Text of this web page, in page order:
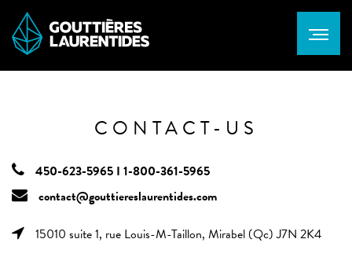
CONTACT-US
450-623-5965 I 1-800-361-5965
contact@gouttiereslaurentides.com
15010 suite 1, rue Louis-M-Taillon, Mirabel (Qc) J7N 2K4